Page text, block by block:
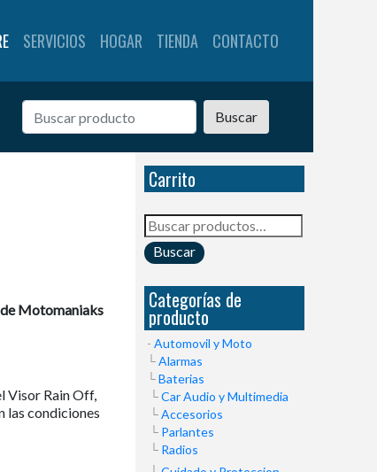
SERVICIOS HOGAR TIENDA CONTACTO
Buscar
Motomaniaks
Visor Rain Off,
las condiciones
Carrito
Buscar
por:
Buscar
Categorías de
producto
Automovil y Moto
Alarmas
Baterias
Car Audio y Multimedia
Accesorios
Parlantes
Radios